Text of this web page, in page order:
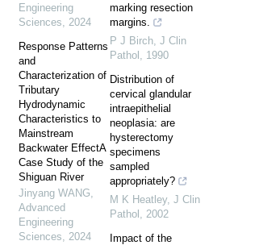
Engineering
Sciences, 2024
Response Patterns
and
Characterization of
Tributary
Hydrodynamic
Characteristics to
Mainstream
Backwater EffectA
Case Study of the
Shiguan River
Jinyang WANG,
Advanced
Engineering
Sciences, 2024
marking resection
margins.
P J Birch, J Clin
Pathol , 1990
Distribution of
cervical glandular
intraepithelial
neoplasia: are
hysterectomy
specimens
sampled
appropriately?
M K Heatley, J Clin
Pathol , 2002
Impact of the